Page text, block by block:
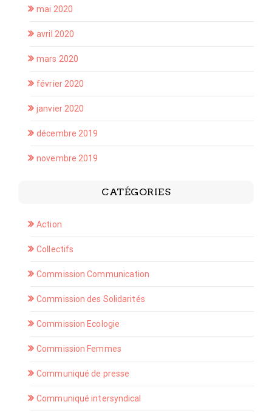
mai 2020
avril 2020
mars 2020
février 2020
janvier 2020
décembre 2019
novembre 2019
CATÉGORIES
Action
Collectifs
Commission Communication
Commission des Solidarités
Commission Ecologie
Commission Femmes
Communiqué de presse
Communiqué intersyndical